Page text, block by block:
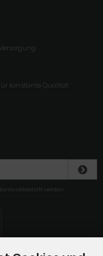
konstante Qualität
abbestellt werden.